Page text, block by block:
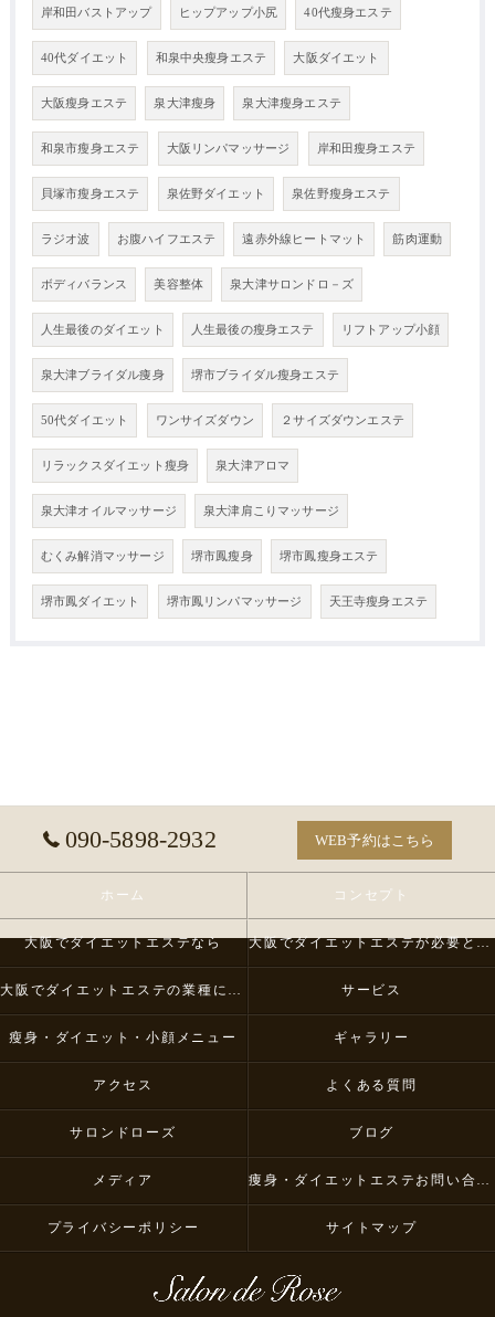
岸和田バストアップ ヒップアップ小尻 40代瘦身エステ
40代ダイエット 和泉中央瘦身エステ 大阪ダイエット
大阪瘦身エステ 泉大津瘦身 泉大津瘦身エステ
和泉市瘦身エステ 大阪リンパマッサージ 岸和田瘦身エステ
貝塚市瘦身エステ 泉佐野ダイエット 泉佐野瘦身エステ
ラジオ波 お腹ハイフエステ 遠赤外線ヒートマット 筋肉運動
ボディバランス 美容整体 泉大津サロンドロ－ズ
人生最後のダイエット 人生最後の瘦身エステ リフトアップ小顔
泉大津ブライダル痩身 堺市ブライダル瘦身エステ
50代ダイエット ワンサイズダウン ２サイズダウンエステ
リラックスダイエット瘦身 泉大津アロマ
泉大津オイルマッサージ 泉大津肩こりマッサージ
むくみ解消マッサージ 堺市鳳瘦身 堺市鳳瘦身エステ
堺市鳳ダイエット 堺市鳳リンパマッサージ 天王寺瘦身エステ
090-5898-2932 WEB予約はこちら
ホーム コンセプト
大阪でダイエットエステなら 大阪でダイエットエステが必要とされる理由
大阪でダイエットエステの業種について サービス
瘦身・ダイエット・小顔メニュー ギャラリー
アクセス よくある質問
サロンドローズ ブログ
メディア 痩身・ダイエットエステお問い合わせ
プライバシーポリシー サイトマップ